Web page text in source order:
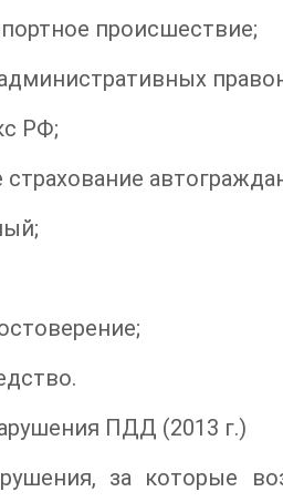
происшествие;
РФ;
ПДД (2013 г.)
за которые